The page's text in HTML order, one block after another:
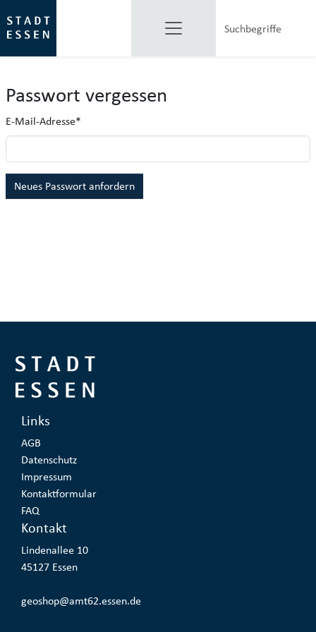
Passwort vergessen
E-Mail-Adresse*
Neues Passwort anfordern
Links
AGB
Datenschutz
Impressum
Kontaktformular
FAQ
Kontakt
Adresse:
Lindenallee 10
45127 Essen
E-Mail:
geoshop@amt62.essen.de